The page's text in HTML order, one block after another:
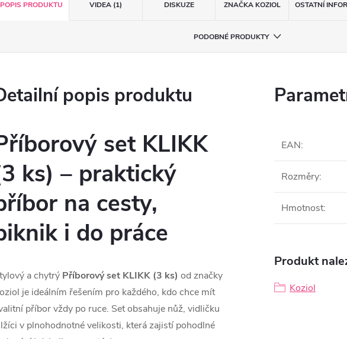
POPIS PRODUKTU VIDEA (1) DISKUZE ZNAČKAKOZIOL OSTATNÍ
PODOBNÉ PRODUKTY
popis produktu
set KLIKK
ks) – praktický
na cesty,
i do práce
a chytrý Příborový set KLIKK (3 ks) od značky
je ideálním řešením pro každého, kdo chce mít
příbor vždy po ruce. Set obsahuje nůž, vidličku
v plnohodnotné velikosti, která zajistí pohodlné
EAN:
Rozměry:
Hmotnost:
Produkt
Koziol